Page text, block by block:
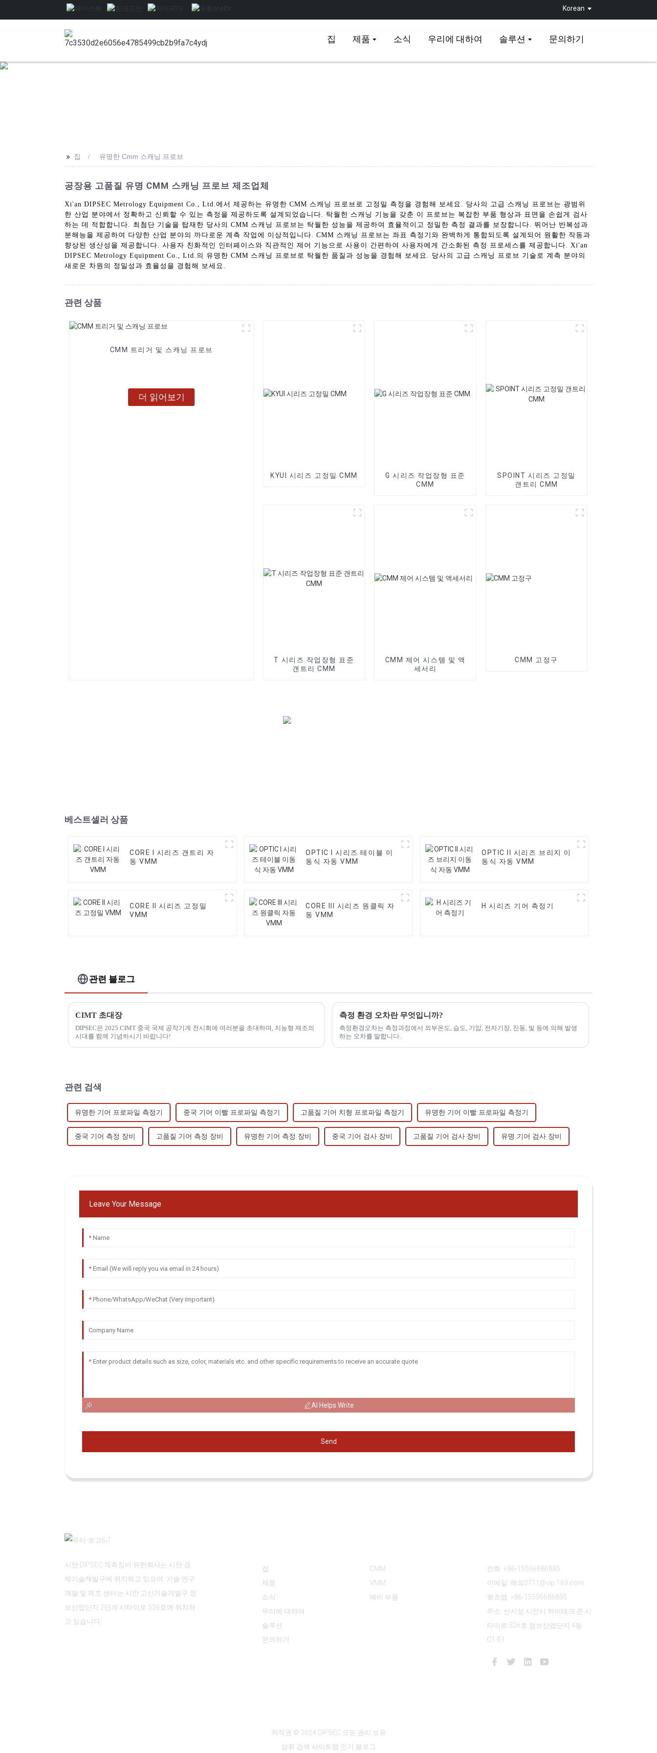
Korean
집 제품 소식 우리에 대하여 솔루션 문의하기
>> 집 유명한 Cmm 스캐닝 프로브
공장용 고품질 유명 CMM 스캐닝 프로브 제조업체
Xi'an DIPSEC Metrology Equipment Co., Ltd.에서 제공하는 유명한 CMM 스캐닝 프로브로 고정밀 측정을 경험해 보세요. 당사의 고급 스캐닝 프로브는 광범위
한 산업 분야에서 정확하고 신뢰할 수 있는 측정을 제공하도록 설계되었습니다. 탁월한 스캐닝 기능을 갖춘 이 프로브는 복잡한 부품 형상과 표면을 손쉽게 검사
하는 데 적합합니다. 최첨단 기술을 탑재한 당사의 CMM 스캐닝 프로브는 탁월한 성능을 제공하여 효율적이고 정밀한 측정 결과를 보장합니다. 뛰어난 반복성과
분해능을 제공하여 다양한 산업 분야의 까다로운 계측 작업에 이상적입니다. CMM 스캐닝 프로브는 좌표 측정기와 완벽하게 통합되도록 설계되어 원활한 작동과
향상된 생산성을 제공합니다. 사용자 친화적인 인터페이스와 직관적인 제어 기능으로 사용이 간편하여 사용자에게 간소화된 측정 프로세스를 제공합니다. Xi'an
DIPSEC Metrology Equipment Co., Ltd.의 유명한 CMM 스캐닝 프로브로 탁월한 품질과 성능을 경험해 보세요. 당사의 고급 스캐닝 프로브 기술로 계측 분야의
새로운 차원의 정밀성과 효율성을 경험해 보세요.
관련 상품
CMM 트리거 및 스캐닝 프로브
더 읽어보기
KYUI 시리즈 고정밀 CMM
G 시리즈 작업장형 표준
CMM
SPOINT 시리즈 고정밀
갠트리 CMM
T 시리즈 작업장형 표준
갠트리 CMM
CMM 제어 시스템 및 액
세서리
CMM 고정구
베스트셀러 상품
CORE I 시리즈 갠트리 자
동 VMM
OPTIC I 시리즈 테이블 이
동식 자동 VMM
OPTIC II 시리즈 브리지 이
동식 자동 VMM
CORE II 시리즈 고정밀
VMM
CORE III 시리즈 원클릭 자
동 VMM
H 시리즈 기어 측정기
관련 블로그
CIMT 초대장
DIPSEC은 2025 CIMT 중국 국제 공작기계 전시회에 여러분을 초대하며, 지능형 제조의
시대를 함께 기념하시기 바랍니다!
측정 환경 오차란 무엇입니까?
측정환경오차는 측정과정에서 외부온도, 습도, 기압, 전자기장, 진동, 빛 등에 의해 발생
하는 오차를 말합니다.
관련 검색
유명한 기어 프로파일 측정기 중국 기어 이빨 프로파일 측정기 고품질 기어 치형 프로파일 측정기 유명한 기어 이빨 프로파일 측정기
중국 기어 측정 장비 고품질 기어 측정 장비 유명한 기어 측정 장비 중국 기어 검사 장비 고품질 기어 검사 장비 유명 기어 검사 장비
Leave Your Message
AI Helps Write
Send
시안 DIPSEC 계측장비 유한회사는 시안 경
제기술개발구에 위치하고 있으며, 기술 연구
개발 및 제조 센터는 시안 고신기술개발구 정
보산업단지 2단계 시타이로 526호에 위치하
고 있습니다.
집
제품
소식
우리에 대하여
솔루션
문의하기
CMM
VMM
예비 부품
전화: +86-15596686895
이메일: 해외0711@vip.163.com
왓츠앱: +86-15596686895
주소: 산시성 시안시 하이테크 존 시
타이로 526호 정보산업단지 4동
C1-01
저작권 © 2024 DIPSEC 모든 권리 보유
상위 검색 사이트맵 인기 블로그